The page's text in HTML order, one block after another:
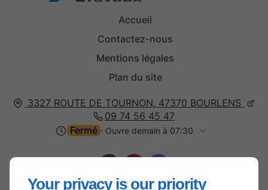
Your privacy is our priority
Accueil
Contactez-nous
Mentions légales
Plan du site
3327 ROUTE DE TOURNON, 47370 BOURLENS
09 74 56 45 47
Fermé ⋅ Ouvre demain à 07:30